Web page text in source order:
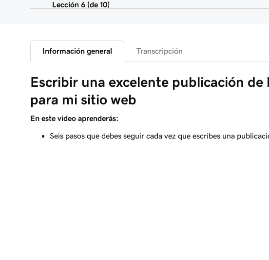
Lección 6 (de 10)
Agregar un botón de donación a mi blog
Agregar un blog a tu sitio web
Lección 9 (de 10)
Crear una publicación de blog en mi sitio de Páginas Web +
Lección 10 (de 10)
Información general Transcripción
Escribir una excelente publicación de
para mi sitio web
En este video aprenderás:
Seis pasos que debes seguir cada vez que escribes una